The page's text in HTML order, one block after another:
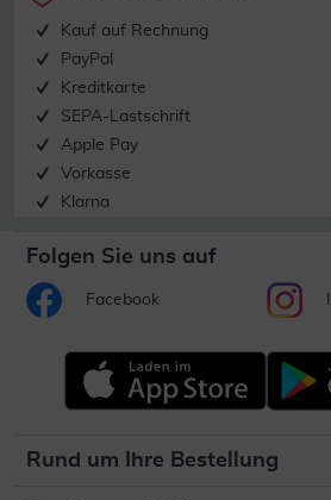
Kauf auf Rechnung
PayPal
Kreditkarte
SEPA-Lastschrift
Apple Pay
Vorkasse
Klarna
Folgen Sie uns auf
Facebook
Rund um Ihre Bestellung